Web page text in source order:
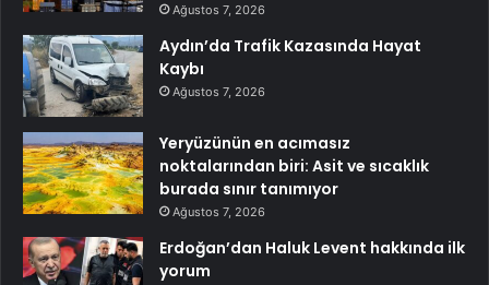
Ağustos 7, 2026
Aydın’da Trafik Kazasında Hayat
Kaybı
Ağustos 7, 2026
Yeryüzünün en acımasız
noktalarından biri: Asit ve sıcaklık
burada sınır tanımıyor
Ağustos 7, 2026
Erdoğan’dan Haluk Levent hakkında ilk
yorum